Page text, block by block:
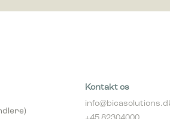
info@bicasolutions.dk
+45 82304000